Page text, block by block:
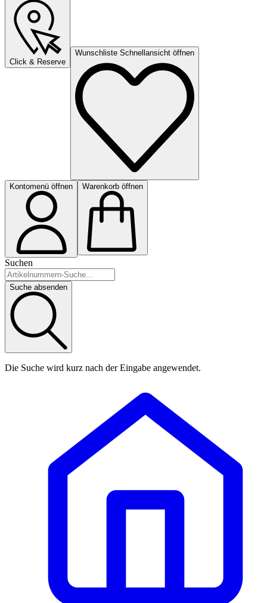
Click & Reserve
Wunschliste Schnellansicht öffnen
Kontomenü öffnen Warenkorb öffnen
Suchen
Suche absenden
Die Suche wird kurz nach der Eingabe angewendet.